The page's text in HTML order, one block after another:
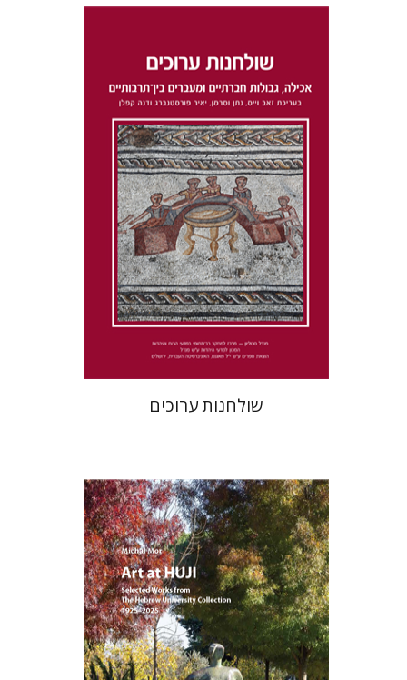
דנה קפלן נתן וסרמן
זאב וייס
יאיר פורסטנברג
הנחת אתר ספר מודפס
$46
$41
שולחנות ערוכים
מיכל מור